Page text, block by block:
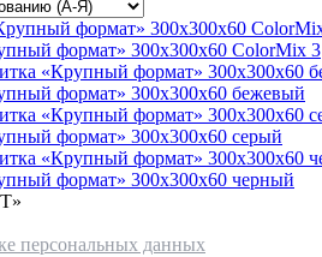
формат» 300х300х60 ColorMix 3
формат» 300х300х60 бежевый
формат» 300х300х60 серый
формат» 300х300х60 черный
персональных данных